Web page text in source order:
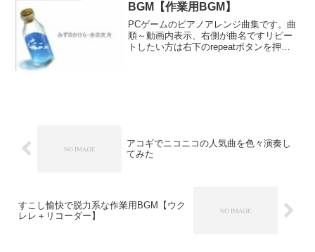
BGM【作業用BGM】
PCゲームのピアノアレンジ曲集です。曲
順～動画内表示、右側が曲名ですリピー
トしたい方は右下のrepeatボタンを押し
アコギでニコニコの人気曲を色々演奏し
てみた
すこし愉快で脱力系な作業用BGM【ウク
レレ＋リコーダー】